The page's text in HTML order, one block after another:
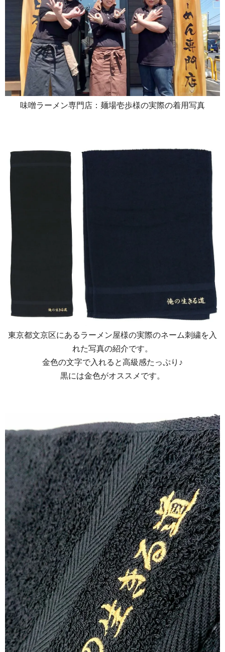
味噌ラーメン専門店：麺場壱歩様の実際の着用写真
東京都文京区にあるラーメン屋様の実際のネーム刺繍を入
れた写真の紹介です。
金色の文字で入れると高級感たっぷり♪
黒には金色がオススメです。